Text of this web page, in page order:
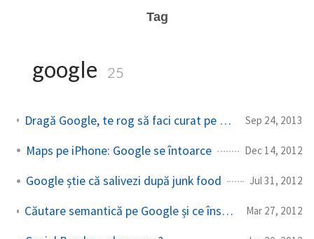
Tag
google 25
Dragă Google, te rog să faci curat pe serverul pe care e Gmailul meu Sep 24, 2013
Maps pe iPhone: Google se întoarce Dec 14, 2012
Google știe că salivezi după junk food Jul 31, 2012
Căutare semantică pe Google și ce înseamnă asta pentru SEOiști Mar 27, 2012